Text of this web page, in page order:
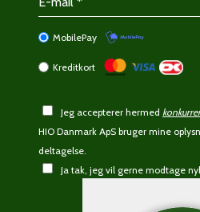
MobilePay
Kreditkort
Jeg accepterer hermed
HIO Danmark ApS bruger mine
deltagelse.
Ja tak, jeg vil gerne modtage